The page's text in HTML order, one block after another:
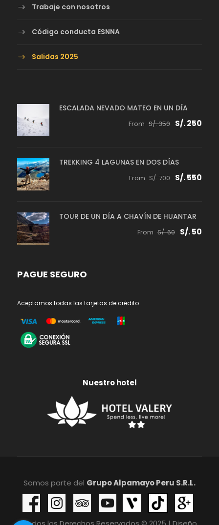
Trabaje con nosotros
Código conducta ESNNA
Salidas 2025
ESCALADA NEVADO MATEO EN UN DÍA
From S/. 350 S/. 250
TREKKING 4 LAGUNAS EN DOS DÍAS
From S/. 700 S/. 550
TOUR DE UN DÍA A CHAVÍN DE HUANTAR
From S/. 60 S/. 50
PAGUE SEGURO
Aceptamos todas las tarjetas de crédito
Nuestro hotel
Somos parte del Grupo Alpamayo Peru S.R.L.